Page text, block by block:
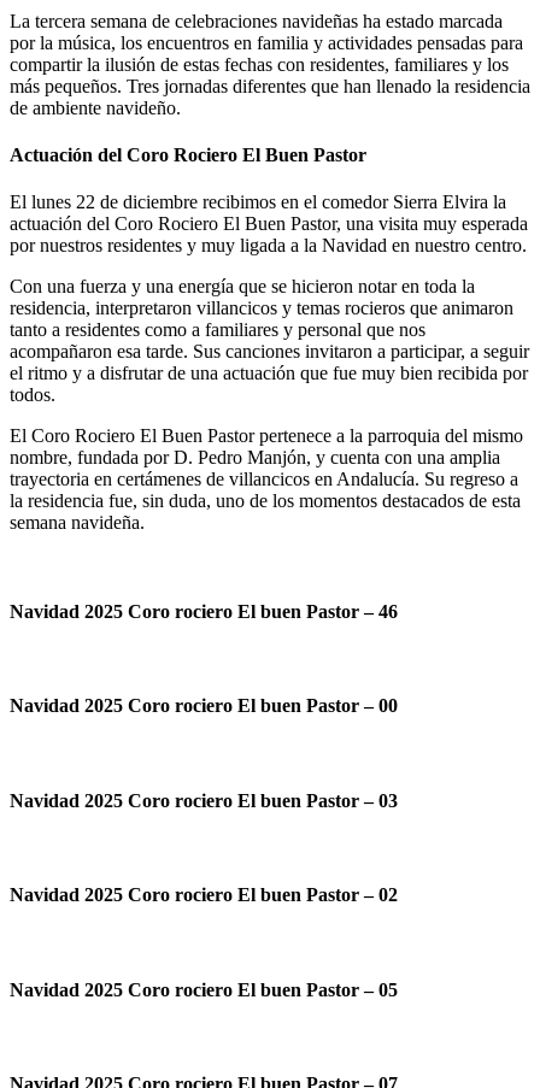
La tercera semana de celebraciones navideñas ha estado marcada
por la música, los encuentros en familia y actividades pensadas para
compartir la ilusión de estas fechas con residentes, familiares y los
más pequeños. Tres jornadas diferentes que han llenado la residencia
de ambiente navideño.
Actuación del Coro Rociero El Buen Pastor
El lunes 22 de diciembre recibimos en el comedor Sierra Elvira la
actuación del Coro Rociero El Buen Pastor, una visita muy esperada
por nuestros residentes y muy ligada a la Navidad en nuestro centro.
Con una fuerza y una energía que se hicieron notar en toda la
residencia, interpretaron villancicos y temas rocieros que animaron
tanto a residentes como a familiares y personal que nos
acompañaron esa tarde. Sus canciones invitaron a participar, a seguir
el ritmo y a disfrutar de una actuación que fue muy bien recibida por
todos.
El Coro Rociero El Buen Pastor pertenece a la parroquia del mismo
nombre, fundada por D. Pedro Manjón, y cuenta con una amplia
trayectoria en certámenes de villancicos en Andalucía. Su regreso a
la residencia fue, sin duda, uno de los momentos destacados de esta
semana navideña.
Navidad 2025 Coro rociero El buen Pastor – 46
Navidad 2025 Coro rociero El buen Pastor – 00
Navidad 2025 Coro rociero El buen Pastor – 03
Navidad 2025 Coro rociero El buen Pastor – 02
Navidad 2025 Coro rociero El buen Pastor – 05